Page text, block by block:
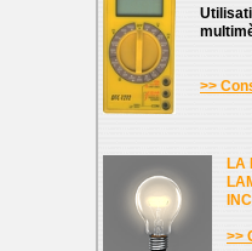
>>
LA
>>